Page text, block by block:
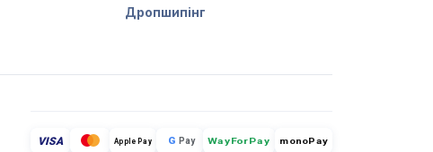
Дропшипінг
VISA Apple Pay G Pay WayForPay monoPay